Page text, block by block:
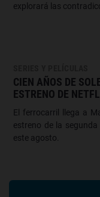
explorará las
CIEN AÑOS DE
ESTRENO DE
El ferrocarril llega a
estreno de la
este agosto.